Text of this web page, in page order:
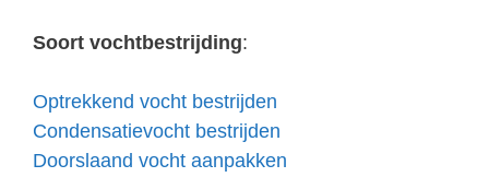
Soort vochtbestrijding:
Optrekkend vocht bestrijden
Condensatievocht bestrijden
Doorslaand vocht aanpakken